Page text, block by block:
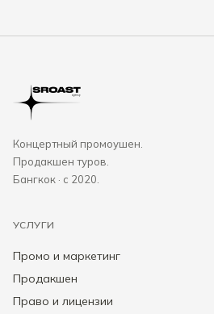
Концертный промоушен.
Продакшен туров.
Бангкок · с 2020.
УСЛУГИ
Промо и маркетинг
Продакшен
Право и лицензии